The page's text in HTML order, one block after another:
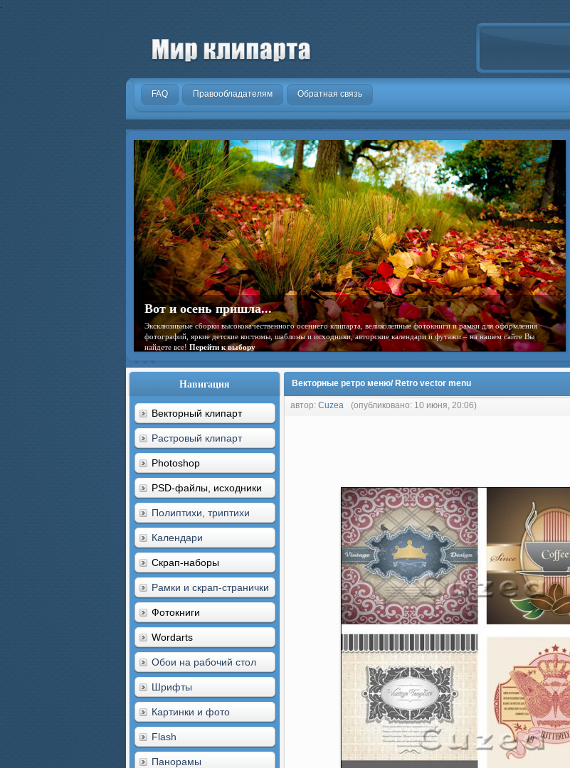
.
FAQ Правообладателям Обратная связь
Вот и осень пришла...
Эксклюзивные сборки высококачественного осеннего клипарта, великолепные фотокниги и рамки для оформления
фотографий, яркие детские костюмы, шаблоны и исходники, авторские календари и футажи – на нашем сайте Вы
найдете все!Перейти к выбору
Навигация
Векторный клипарт
Растровый клипарт
Photoshop
PSD-файлы, исходники
Полиптихи, триптихи
Календари
Скрап-наборы
Рамки и скрап-странички
Фотокниги
Wordarts
Обои на рабочий стол
Шрифты
Картинки и фото
Flash
Панорамы
Векторные ретро меню/ Retro vector menu
автор: Cuzea (опубликовано: 10 июня, 20:06)